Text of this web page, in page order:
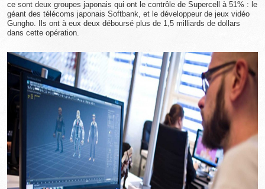
ce sont deux groupes japonais qui ont le contrôle de Supercell à 51% : le
géant des télécoms japonais Softbank, et le développeur de jeux vidéo
Gungho. Ils ont à eux deux déboursé plus de 1,5 milliards de dollars
dans cette opération.